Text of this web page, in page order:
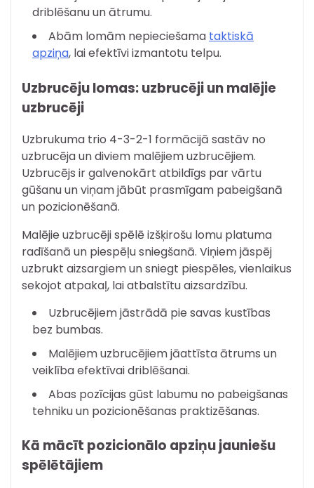
driblēšanu un ātrumu.
Abām lomām nepieciešama taktiskā
apziņa, lai efektīvi izmantotu telpu.
Uzbrucēju lomas: uzbrucēji un malējie
uzbrucēji
Uzbrukuma trio 4-3-2-1 formācijā sastāv no
uzbrucēja un diviem malējiem uzbrucējiem.
Uzbrucējs ir galvenokārt atbildīgs par vārtu
gūšanu un viņam jābūt prasmīgam pabeigšanā
un pozicionēšanā.
Malējie uzbrucēji spēlē izšķirošu lomu platuma
radīšanā un piespēļu sniegšanā. Viņiem jāspēj
uzbrukt aizsargiem un sniegt piespēles, vienlaikus
sekojot atpakaļ, lai atbalstītu aizsardzību.
Uzbrucējiem jāstrādā pie savas kustības
bez bumbas.
Malējiem uzbrucējiem jāattīsta ātrums un
veiklība efektīvai driblēšanai.
Abas pozīcijas gūst labumu no pabeigšanas
tehniku un pozicionēšanas praktizēšanas.
Kā mācīt pozicionālo apziņu jauniešu
spēlētājiem